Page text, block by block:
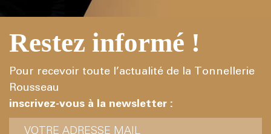
Restez informé !
Pour recevoir toute l’actualité de la Tonnellerie
Rousseau
inscrivez-vous à la newsletter :